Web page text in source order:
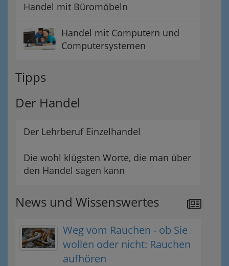
Handel mit Büromöbeln
Handel mit Computern und
Computersystemen
Tipps
Der Handel
Der Lehrberuf Einzelhandel
Die wohl klügsten Worte, die man über
den Handel sagen kann
News und Wissenswertes
Weg vom Rauchen - ob Sie
wollen oder nicht: Rauchen
aufhören